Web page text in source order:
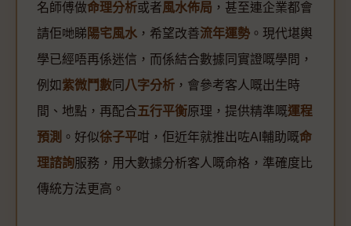
名師傅做命理分析或者風水佈局 ，甚至連企業都會
請佢哋睇 陽宅風水 ，希望改善流年運勢 。現代堪輿
學已經唔再係迷信，而係結合數據同實證嘅學問，
例如 紫微鬥數 同 八字分析 ，會參考客人嘅出生時
間、地點，再配合五行平衡原理，提供精準嘅運程
預測 。好似徐子平咁，佢近年就推出咗AI輔助嘅命
理諮詢服務，用大數據分析客人嘅命格，準確度比
傳統方法更高。